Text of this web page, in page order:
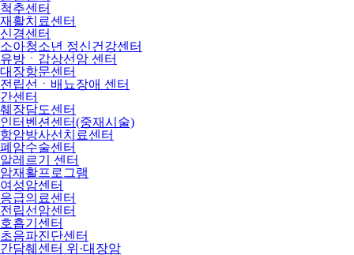
척추센터
재활치료센터
신경센터
소아청소년 정신건강센터
유방ㆍ갑상선암 센터
대장항문센터
전립선ㆍ배뇨장애 센터
간센터
췌장담도센터
인터벤션센터(중재시술)
항암방사선치료센터
폐암수술센터
알레르기 센터
암재활프로그램
여성암센터
응급의료센터
전립선암센터
호흡기센터
초음파진단센터
간담췌센터 위·대장암